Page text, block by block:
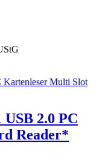
2.0 PC
Reader*